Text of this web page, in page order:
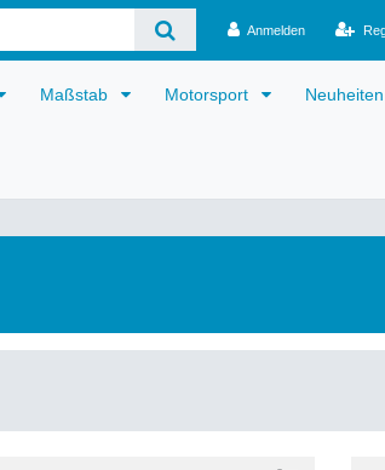
Anmelden
Maßstab Motorsport Neuheiten